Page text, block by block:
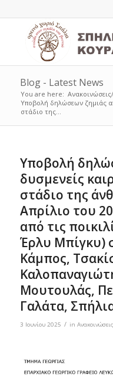
Blog - Latest News
You are here:
Υποβολή δηλώσεων ζημιάς
στάδιο της...
Υποβολή
δυσμενείς
στάδιο της
Απρίλιο του
από τις
Έρλυ Μπίγκυ)
Κάμπος,
Μουτουλάς,
Γαλάτα,
3 Ιουνίου 2025 / in